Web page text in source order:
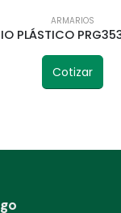
ARMARIOS
Cotizar